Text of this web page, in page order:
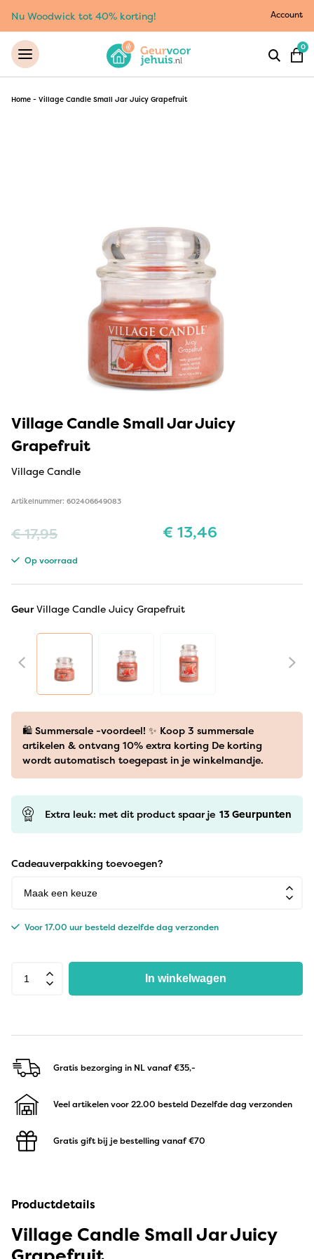
Nu Woodwick tot 40% korting! Account
0
Home - Village Candle Small Jar Juicy Grapefruit
Village Candle Small Jar Juicy
Grapefruit
Village Candle
Artikelnummer: 602406649083
€17,95 € 13,46
Op voorraad
GeurVillage Candle Juicy Grapefruit
🛍️ Summersale -voordeel! ✨ Koop 3 summersale
artikelen & ontvang 10% extra korting De korting
wordt automatisch toegepast in je winkelmandje.
Extra leuk: met dit product spaar je 13 Geurpunten
Cadeauverpakking toevoegen?
Voor 17.00 uur besteld dezelfde dag verzonden
In winkelwagen
Gratis bezorging in NLvanaf €35,-
Veel artikelen voor 22.00 besteld Dezelfde dag verzonden
Gratis gift bij je bestelling vanaf €70
Productdetails
Village Candle Small Jar Juicy